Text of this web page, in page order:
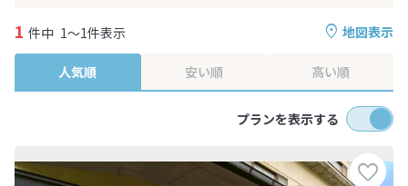
地図表示
1 件中 1～1件表示
人気順 安い順 高い順
プランを表示する